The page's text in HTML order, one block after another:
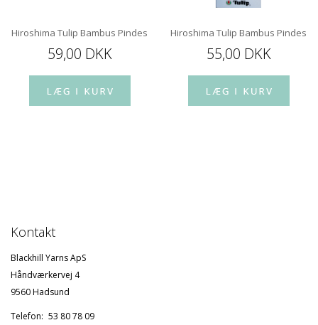
Hiroshima Tulip Bambus Pindespids 12 cm
59,00 DKK
Hiroshima Tulip Bambus
55,00 DKK
Kontakt
Blackhill Yarns ApS
Håndværkervej 4
9560 Hadsund
Telefon: 53 80 78 09